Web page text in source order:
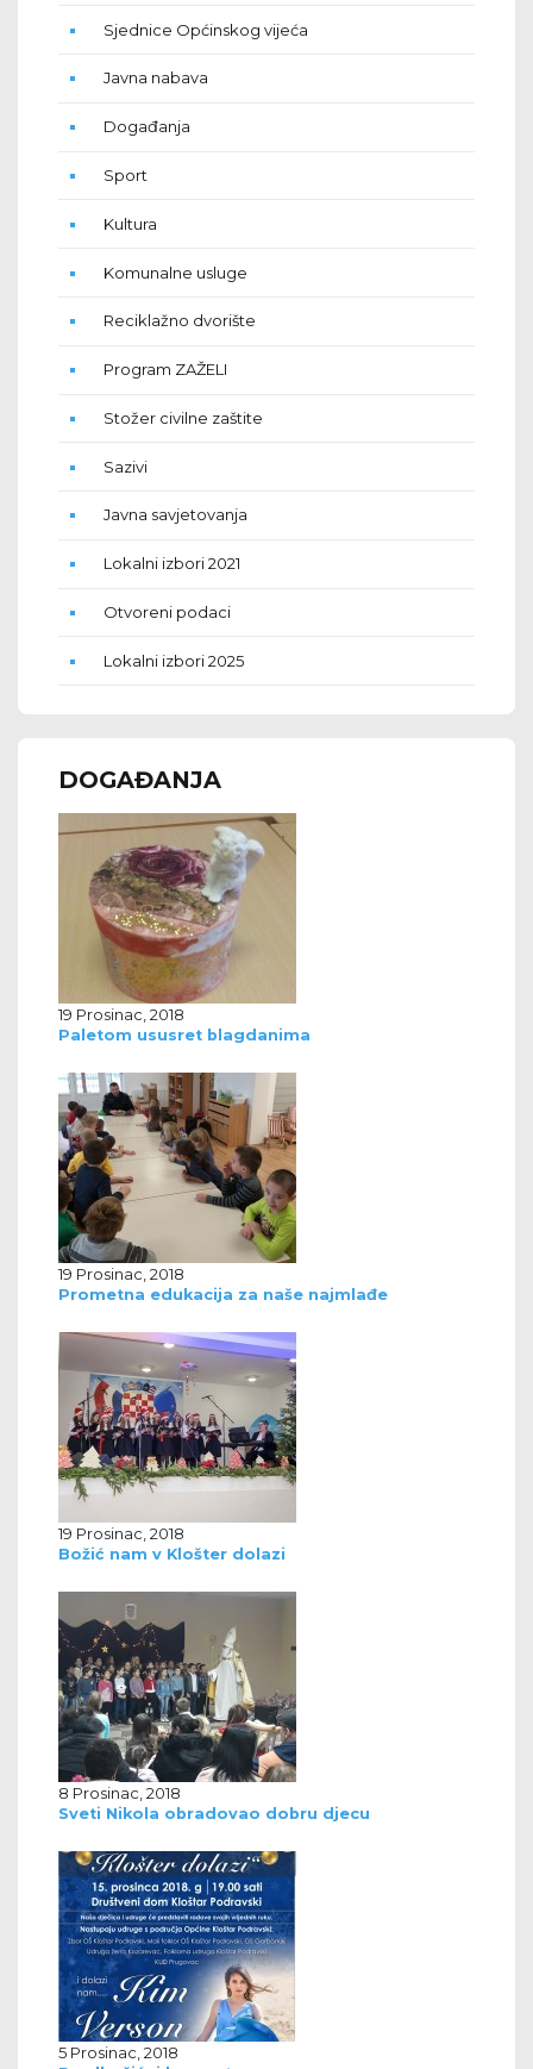
Sjednice Općinskog vijeća
Javna nabava
Događanja
Sport
Kultura
Komunalne usluge
Reciklažno dvorište
Program ZAŽELI
Stožer civilne zaštite
Sazivi
Javna savjetovanja
Lokalni izbori 2021
Otvoreni podaci
Lokalni izbori 2025
DOGAĐANJA
19 Prosinac, 2018
Paletom ususret blagdanima
19 Prosinac, 2018
Prometna edukacija za naše najmlađe
19 Prosinac, 2018
Božić nam v Klošter dolazi
8 Prosinac, 2018
Sveti Nikola obradovao dobru djecu
5 Prosinac, 2018